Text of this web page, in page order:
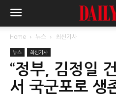
Home 뉴스 최신기사
뉴스 최신기사
“정부, 김정일
서 국군포로 생